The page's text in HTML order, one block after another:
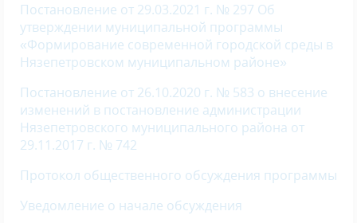
Постановление от 29.03.2021 г. № 297 Об
утверждении муниципальной программы
«Формирование современной городской среды в
Нязепетровском муниципальном районе»
Постановление от 26.10.2020 г. № 583 о внесение
изменений в постановление администрации
Нязепетровского муниципального района от
29.11.2017 г. № 742
Протокол общественного обсуждения программы
Уведомление о начале обсуждения